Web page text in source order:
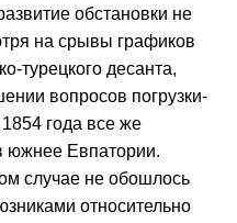
обстановки не
на срывы графиков
турецкого десанта,
вопросов погрузки-
года все же
южнее Евпатории.
случае не обошлось
относительно